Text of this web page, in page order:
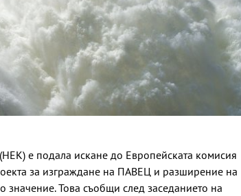
е подала искане до Европейската комисия
за изграждане на ПАВЕЦ и разширение на
значение. Това съобщи след заседанието на